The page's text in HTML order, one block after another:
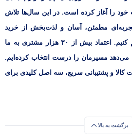
سال ۱۳۹۷ فعالیت خود را آغاز کرده است. در این سال‌ها تلاش
مطمئن، آسان و لذت‌بخش از خرید
آنلاین را برای کاربران فراهم کنیم. اعتماد بیش از ۳۰ هزار مشتری به ما
مسیرمان را درست انتخاب کرده‌ایم.
کالا و پشتیبانی سریع، سه اصل کلیدی برای
برگشت به بالا